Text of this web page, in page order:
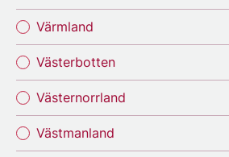
Värmland
Västerbotten
Västernorrland
Västmanland